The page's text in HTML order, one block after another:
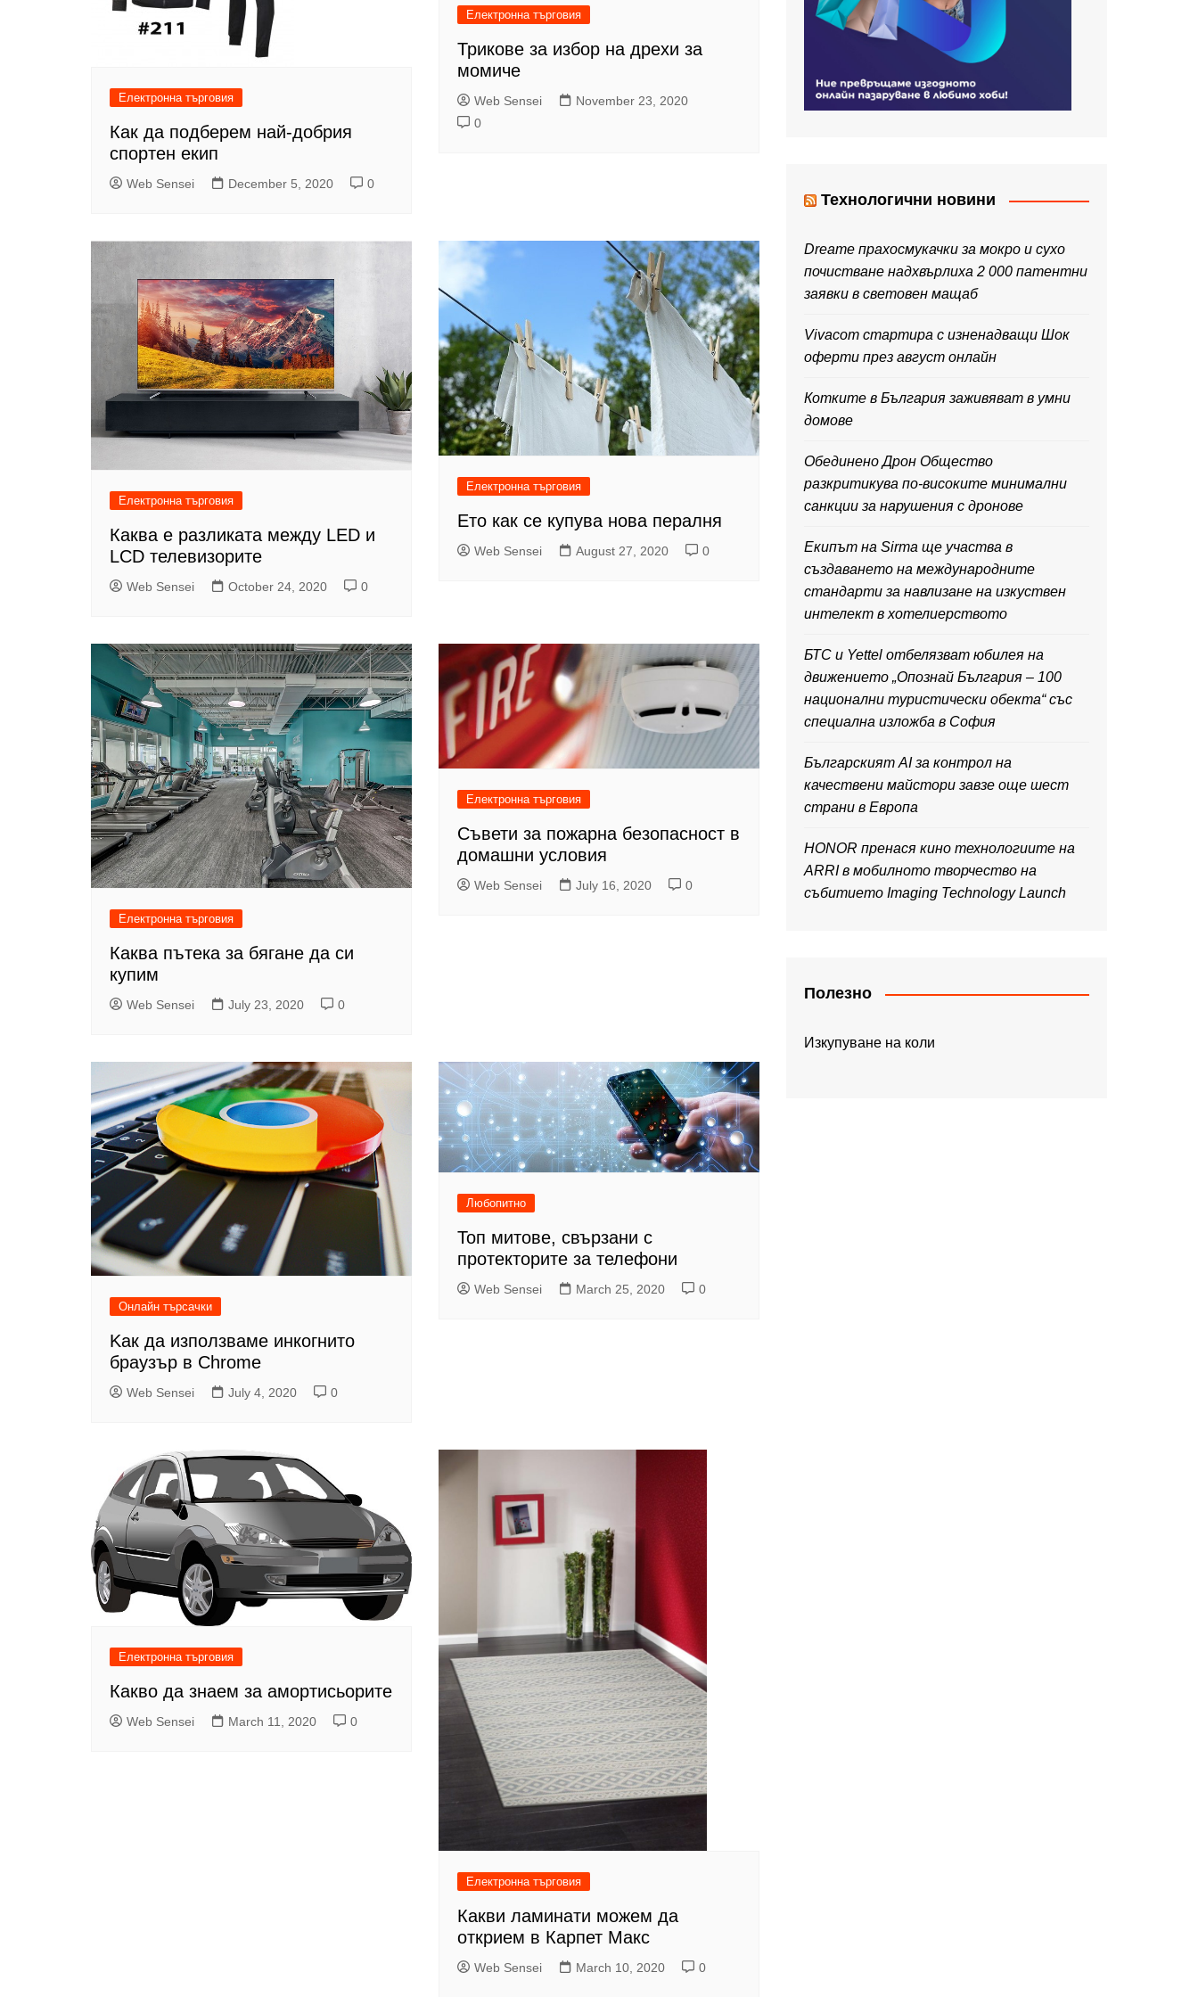
Електронна търговия
Как да подберем най-добрия
спортен екип
Web Sensei December 5, 2020 0
Електронна търговия
Трикове за избор на дрехи за
момиче
Web Sensei
November 23, 2020
0
Електронна търговия
Каква е разликата между LED и
LCD телевизорите
Web Sensei October 24, 2020 0
Електронна търговия
Ето как се купува нова пералня
Web Sensei August 27, 2020 0
Електронна търговия
Каква пътека за бягане да си
купим
Web Sensei July 23, 2020 0
Електронна търговия
Съвети за пожарна безопасност в
домашни условия
Web Sensei July 16, 2020 0
Онлайн търсачки
Kак да използваме инкогнито
браузър в Chrome
Web Sensei July 4, 2020 0
Любопитно
Топ митове, свързани с
протекторите за телефони
Web Sensei March 25, 2020 0
Електронна търговия
Какво да знаем за амортисьорите
Web Sensei March 11, 2020 0
Електронна търговия
Какви ламинати можем да
открием в Карпет Макс
Web Sensei March 10, 2020 0
Технологични новини
Dreame прахосмукачки за мокро и сухо
почистване надхвърлиха 2 000 патентни
заявки в световен мащаб
Vivacom стартира с изненадващи Шок
оферти през август онлайн
Котките в България заживяват в умни
домове
Обединено Дрон Общество
разкритикува по-високите минимални
санкции за нарушения с дронове
Екипът на Sirma ще участва в
създаването на международните
стандарти за навлизане на изкуствен
интелект в хотелиерството
БТС и Yettel отбелязват юбилея на
движението „Опознай България – 100
национални туристически обекта“ със
специална изложба в София
Българският AI за контрол на
качествени майстори завзе още шест
страни в Европа
HONOR пренася кино технологиите на
ARRI в мобилното творчество на
събитието Imaging Technology Launch
Полезно
Изкупуване на коли